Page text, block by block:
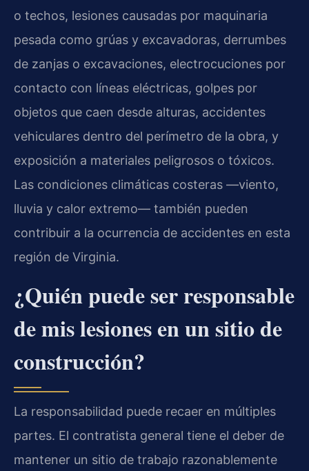
o techos, lesiones causadas por maquinaria
pesada como grúas y excavadoras, derrumbes
de zanjas o excavaciones, electrocuciones por
contacto con líneas eléctricas, golpes por
objetos que caen desde alturas, accidentes
vehiculares dentro del perímetro de la obra, y
exposición a materiales peligrosos o tóxicos.
Las condiciones climáticas costeras —viento,
lluvia y calor extremo— también pueden
contribuir a la ocurrencia de accidentes en esta
región de Virginia.
¿Quién puede ser responsable
de mis lesiones en un sitio de
construcción?
La responsabilidad puede recaer en múltiples
partes. El contratista general tiene el deber de
mantener un sitio de trabajo razonablemente